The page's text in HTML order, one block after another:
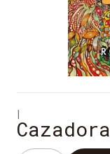
|
Cazadora